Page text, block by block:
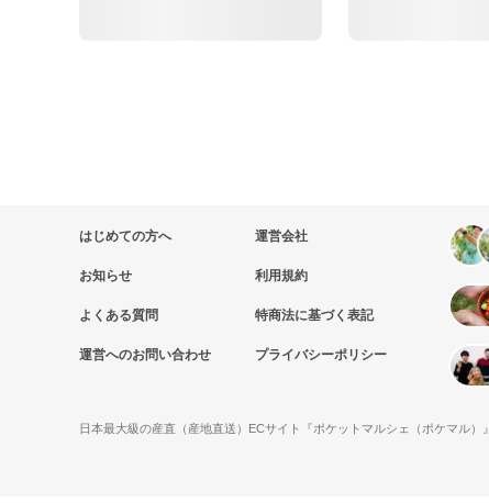
はじめての方へ
お知らせ
よくある質問
運営へのお問い合わせ
運営会社
利用規約
特商法に基づく表記
プライバシーポリシー
日本最大級の産直（産地直送）ECサイト『ポケットマルシェ（ポケマル）』